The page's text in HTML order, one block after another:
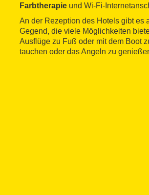
Farbtherapie und Wi-Fi-
An der Rezeption des Hotels gibt es
Gegend, die viele Möglichkeiten
Ausflüge zu Fuß oder mit dem Boot
tauchen oder das Angeln zu